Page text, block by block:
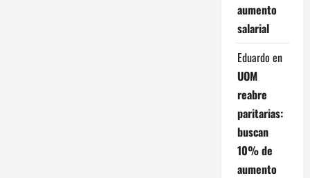
aumento
salarial
Eduardo en
UOM
reabre
paritarias:
buscan
10% de
aumento